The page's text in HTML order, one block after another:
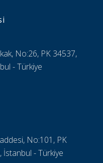
No:26, PK 34537,
- Türkiye
No:101, PK
İstanbul - Türkiye